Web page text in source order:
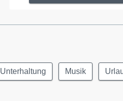
Unterhaltung Musik